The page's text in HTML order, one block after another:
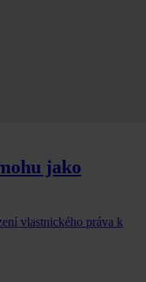
jako
vlastnického práva k